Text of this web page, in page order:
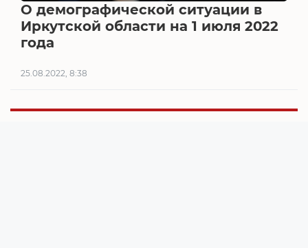
О демографической ситуации в
Иркутской области на 1 июля 2022
года
25.08.2022, 8:38